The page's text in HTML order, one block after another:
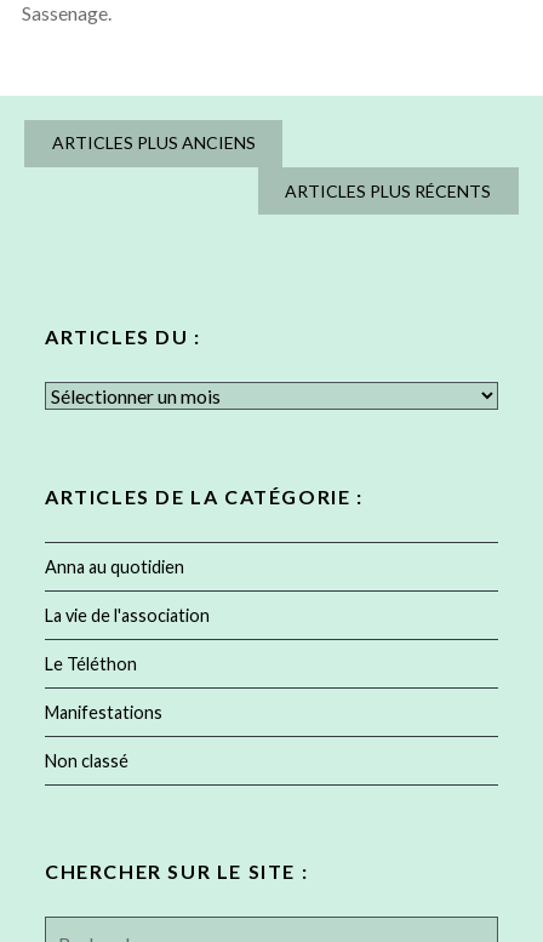
Sassenage.
Navigation
ARTICLES PLUS ANCIENS
ARTICLES PLUS RÉCENTS
ARTICLES DU :
Articles
ARTICLES DE LA CATÉGORIE :
Anna au quotidien
La vie de l'association
Le Téléthon
Manifestations
Non classé
CHERCHER SUR LE SITE :